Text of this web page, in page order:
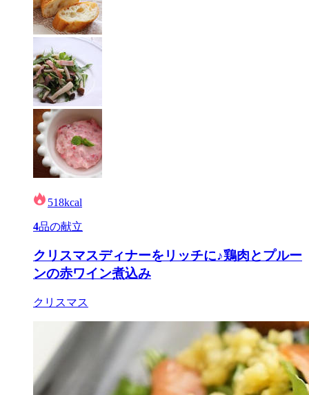
518kcal
4品の献立
クリスマスディナーをリッチに♪鶏肉とプルー
ンの赤ワイン煮込み
クリスマス